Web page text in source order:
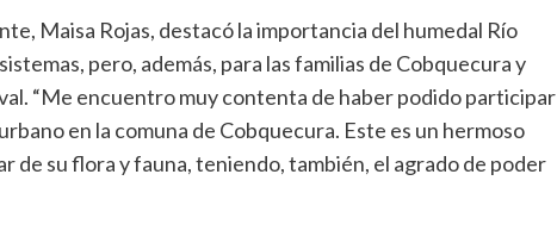
Maisa Rojas, destacó la importancia del humedal Río
pero, además, para las familias de Cobquecura y
“Me encuentro muy contenta de haber podido participar
en la comuna de Cobquecura. Este es un hermoso
de su flora y fauna, teniendo, también, el agrado de poder